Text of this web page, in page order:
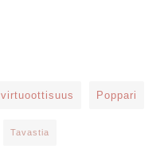
virtuoottisuus Poppari
Tavastia